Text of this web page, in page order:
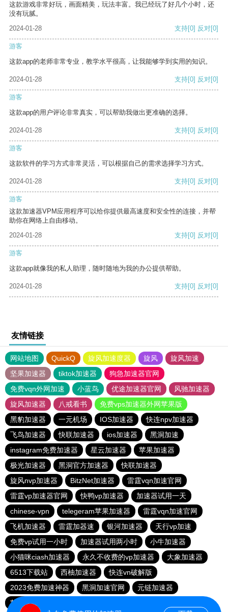
这款游戏非常好玩，画面精美，玩法丰富。我已经玩了好几个小时，还
没有玩腻。
2024-01-28
支持[0] 反对[0]
游客
这款app的老师非常专业，教学水平很高，让我能够学到实用的知识。
2024-01-28 支持[0] 反对[0]
游客
这款app的用户评论非常真实，可以帮助我做出更准确的选择。
2024-01-28 支持[0] 反对[0]
游客
这款软件的学习方式非常灵活，可以根据自己的需求选择学习方式。
2024-01-28 支持[0] 反对[0]
游客
这款加速器VPM应用程序可以给你提供最高速度和安全性的连接，并帮
助你在网络上自由移动。
2024-01-28
支持[0] 反对[0]
游客
这款app就像我的私人助理，随时随地为我的办公提供帮助。
2024-01-28 支持[0] 反对[0]
友情链接
网站地图 QuickQ 旋风加速度器 旋风
旋风加速
坚果加速器
tiktok加速器
狗急加速器官网
免费vqn外网加速
小蓝鸟 优途加速器官网
风驰加速器
旋风加速器
八戒看书
免费vps加速器外网苹果版
黑豹加速器
一元机场 IOS加速器
快连npv加速器
飞鸟加速器
快联加速器 ios加速器
黑洞加速
instagram免费加速器
星云加速器
苹果加速器
极光加速器
黑洞官方加速器
快联加速器
旋风nvp加速器
BitzNet加速器
雷霆vqn加速官网
雷霆vp加速器官网
快鸭vp加速器
加速器试用一天
chinese-vpn
telegeram苹果加速器
雷霆vqn加速官网
飞机加速器
雷霆加器速 银河加速器
天行vp加速
免费vp试用一小时
加速器试用两小时
小牛加速器
小猫咪ciash加速器
永久不收费的vp加速器
大象加速器
6513下载站
西柚加速器
快连vn破解版
2023免费加速神器
黑洞加速官网
元链加速器
苹果免费vqn